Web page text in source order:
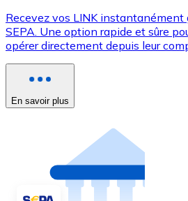
Recevez vos LINK instantanément
SEPA. Une option rapide et sûre
opérer directement depuis leur
En savoir plus